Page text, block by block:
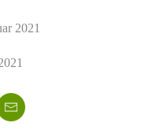
2021